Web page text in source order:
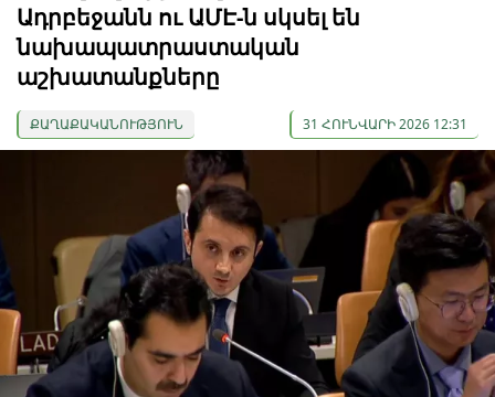
Ադրբեջանն ու ԱՄԷ-ն սկսել են
նախապատրաստական ​​
աշխատանքները
ՔԱՂԱՔԱԿԱՆՈՒԹՅՈՒՆ 31 ՀՈՒՆՎԱՐԻ 2026 12:31